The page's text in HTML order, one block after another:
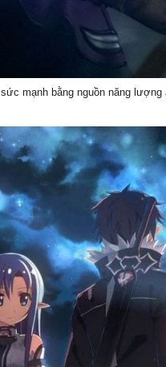
mạnh bằng nguồn năng lượng